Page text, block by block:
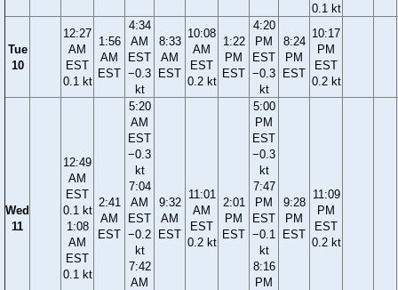
0.1 kt
Tue
10
12:27
AM
EST
0.1 kt
1:56
AM
EST
4:34
AM
EST
−0.3
kt
8:33
AM
EST
10:08
AM
EST
0.2 kt
1:22
PM
EST
4:20
PM
EST
−0.3
kt
8:24
PM
EST
10:17
PM
EST
0.2 kt
Wed
11
12:49
AM
EST
0.1 kt
1:08
AM
EST
0.1 kt
2:41
AM
EST
5:20
AM
EST
−0.3
kt
7:04
AM
EST
−0.2
kt
7:42
AM
9:32
AM
EST
11:01
AM
EST
0.2 kt
2:01
PM
EST
5:00
PM
EST
−0.3
kt
7:47
PM
EST
−0.1
kt
8:16
PM
9:28
PM
EST
11:09
PM
EST
0.2 kt